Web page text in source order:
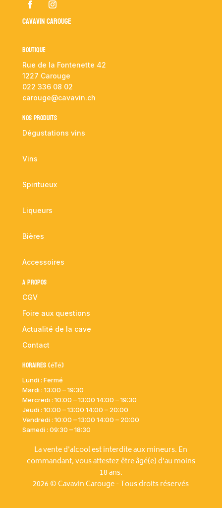
Cavavin Carouge
Boutique
Rue de la Fontenette 42
1227 Carouge
022 336 08 02
carouge@cavavin.ch
NOS PRODUITS
Dégustations vins
Vins
Spiritueux
Liqueurs
Bières
Accessoires
A propos
CGV
Foire aux questions
Actualité de la cave
Contact
Horaires (été)
Lundi : Fermé
Mardi : 13:00 – 19:30
Mercredi : 10:00 – 13:00 14:00 – 19:30
Jeudi : 10:00 – 13:00 14:00 – 20:00
Vendredi : 10:00 – 13:00 14:00 – 20:00
Samedi : 09:30 – 18:30
La vente d'alcool est interdite aux mineurs. En
commandant, vous attestez être âgé(e) d'au moins
18 ans.
2026 © Cavavin Carouge - Tous droits réservés